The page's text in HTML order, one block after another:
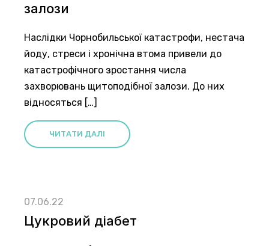
залози
Наслідки Чорнобильської катастрофи, нестача
йоду, стреси і хронічна втома привели до
катастрофічного зростання числа
захворювань щитоподібної залози. До них
відносяться […]
ЧИТАТИ ДАЛІ
07.06.22
Цукровий діабет